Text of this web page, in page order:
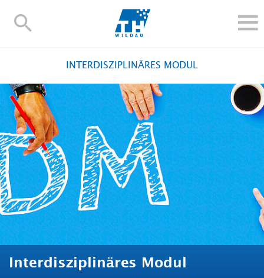
TH-
STUDIEREN UND WEITERBILDEN
FORSCHUNG UND TRANSFER
ALUMNI
HOCHSCHULE
INTERNATIONAL
BESCHÄFTIGTE
Blogs Kontakt und Anfahrt Webmail Moodle
TH Online-Portal Personensuche English
INTERDISZIPLINÄRES MODUL
Interdisziplinäres Modul